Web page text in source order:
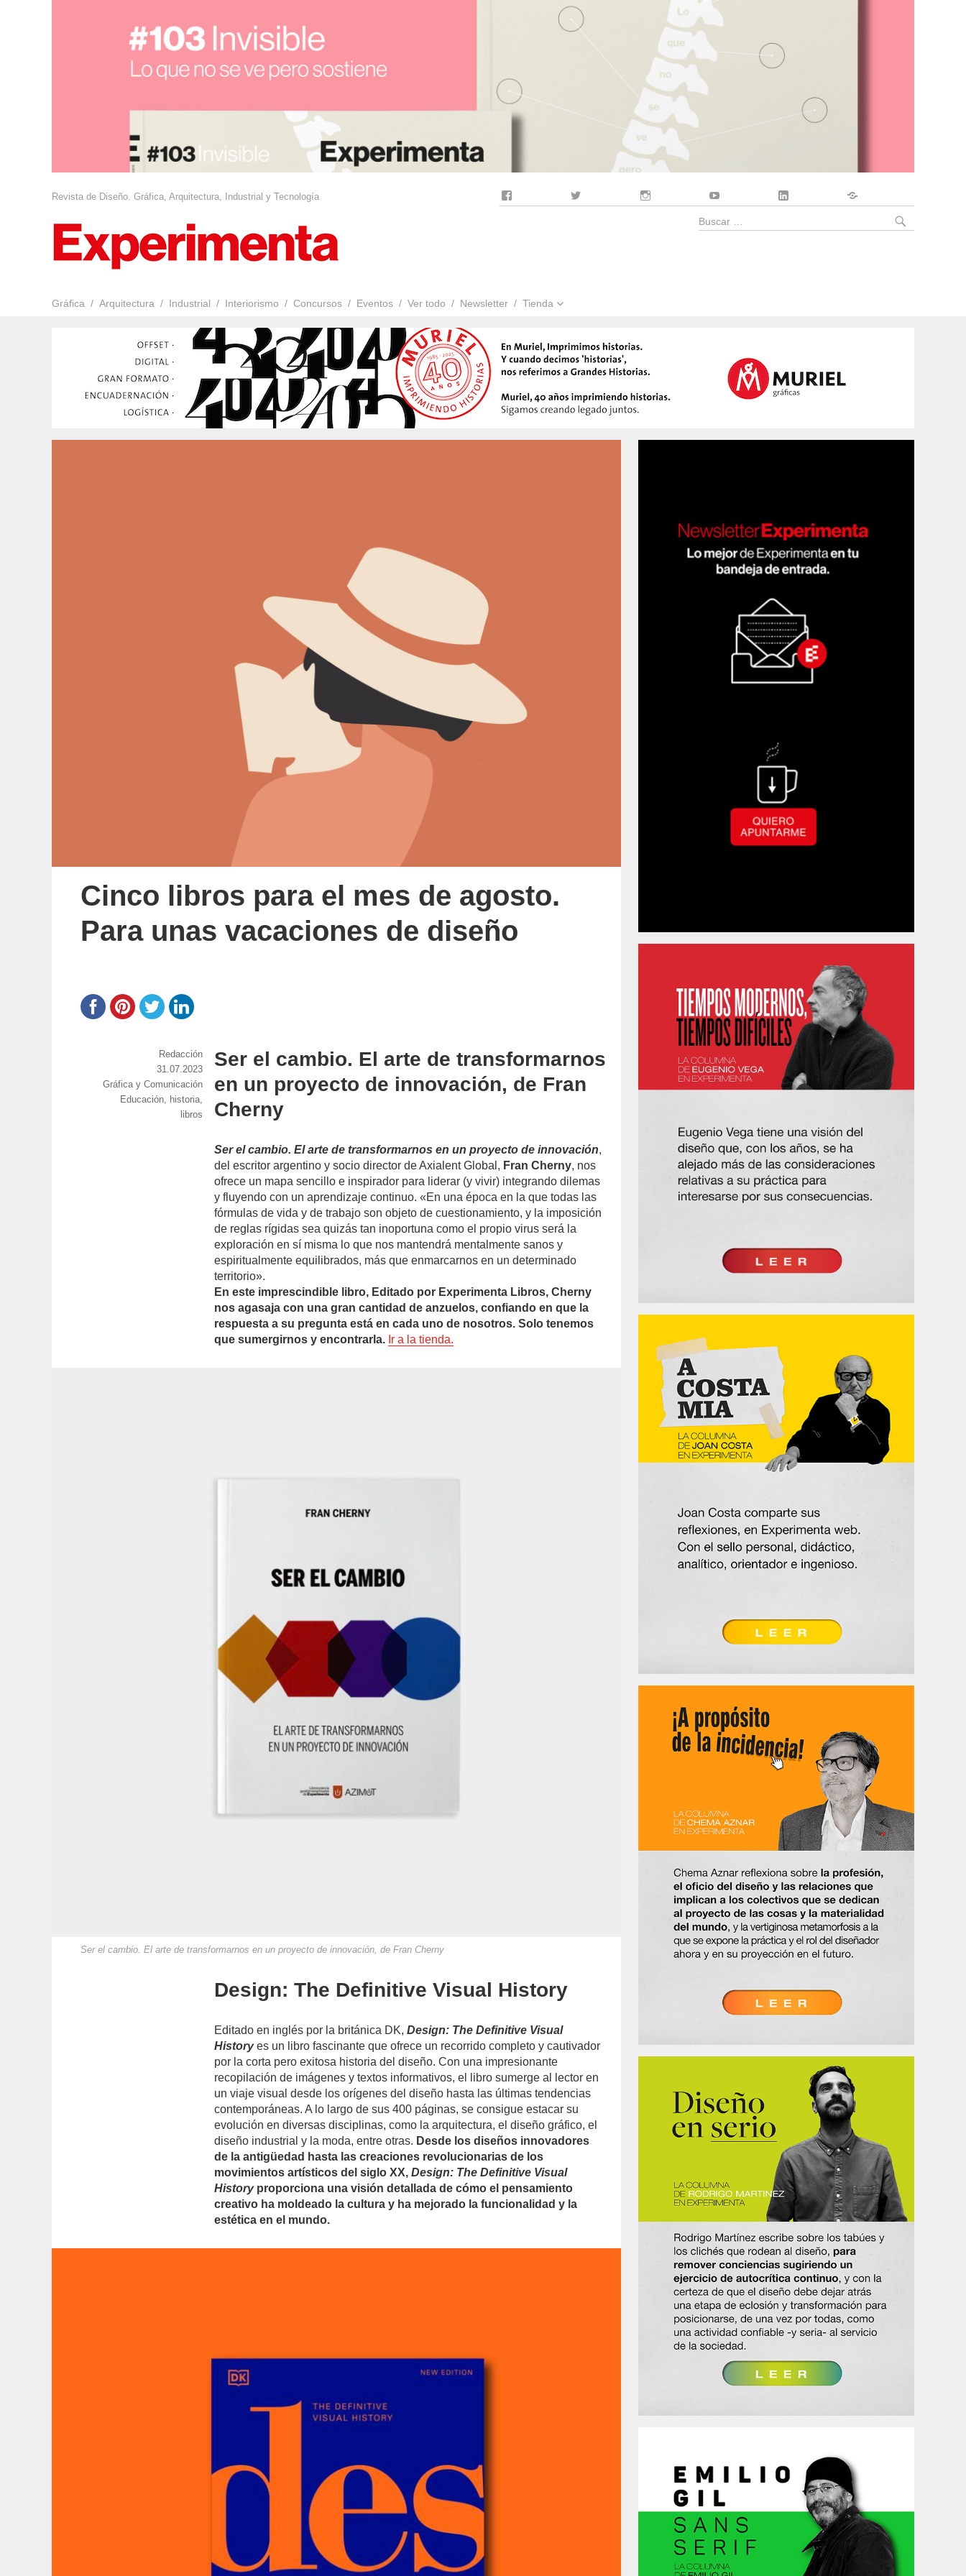
Revista de Diseño. Gráfica, Arquitectura, Industrial y Tecnología
Gráfica Arquitectura Industrial Interiorismo Concursos Eventos Ver todo Newsletter Tienda
Buscar
Cinco libros para el mes de agosto.
Para unas vacaciones de diseño
Ser el cambio. El arte de transformarnos
en un proyecto de innovación, de Fran
Cherny
Ser el cambio. El arte de transformarnos en un proyecto de innovación,
del escritor argentino y socio director de Axialent Global, Fran Cherny, nos
ofrece un mapa sencillo e inspirador para liderar (y vivir) integrando dilemas
y fluyendo con un aprendizaje continuo. «En una época en la que todas las
fórmulas de vida y de trabajo son objeto de cuestionamiento, y la imposición
de reglas rígidas sea quizás tan inoportuna como el propio virus será la
exploración en sí misma lo que nos mantendrá mentalmente sanos y
espiritualmente equilibrados, más que enmarcarnos en un determinado
territorio».
En este imprescindible libro, Editado por Experimenta Libros, Cherny
nos agasaja con una gran cantidad de anzuelos, confiando en que la
respuesta a su pregunta está en cada uno de nosotros. Solo tenemos
que sumergirnos y encontrarla. Ir a la tienda.
Ser el cambio. El arte de transformarnos en un proyecto de innovación, de Fran Cherny
Design: The Definitive Visual History
Editado en inglés por la británica DK,Design: The Definitive Visual
Historyes un libro fascinante que ofrece un recorrido completo y cautivador
por la corta pero exitosa historia del diseño. Con una impresionante
recopilación de imágenes y textos informativos, el libro sumerge al lector en
un viaje visual desde los orígenes del diseño hasta las últimas tendencias
contemporáneas. A lo largo de sus 400 páginas, se consigue estacar su
evolución en diversas disciplinas, como la arquitectura, el diseño gráfico, el
diseño industrial y la moda, entre otras. Desde los diseños innovadores
de la antigüedad hasta las creaciones revolucionarias de los
movimientos artísticos del siglo XX,Design: The Definitive Visual
Historyproporciona una visión detallada de cómo el pensamiento
creativo ha moldeado la cultura y ha mejorado la funcionalidad y la
estética en el mundo.
https://www.experimenta.es/author/redaccion/
Redacción
Publicado
el
31.07.2023
Categorías
Gráfica y Comunicación
Etiquetas
Educación, historia,
libros